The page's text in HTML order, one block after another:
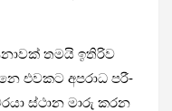
තමයි ඉති­රිව
එව­කට අප­රාධ පරී­
ස්ථාන මාරු කරන